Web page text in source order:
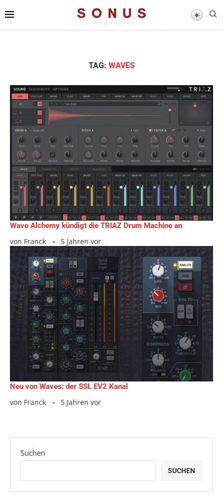
TAG: WAVES
Wave Alchemy kündigt die TRIAZ Drum Machine an
von Franck 5 Jahren vor
Neu von Waves: der SSL EV2 Kanal
von Franck 5 Jahren vor
Suchen
SUCHEN